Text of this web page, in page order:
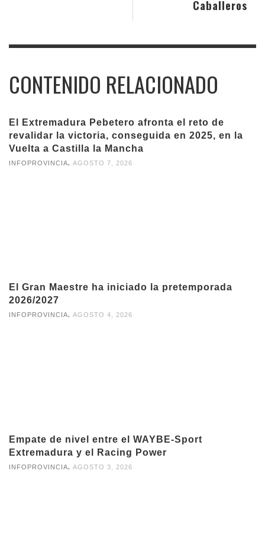
Caballeros
CONTENIDO RELACIONADO
El Extremadura Pebetero afronta el reto de
revalidar la victoria, conseguida en 2025, en la
Vuelta a Castilla la Mancha
INFOPROVINCIA AGOSTO 7, 2026
El Gran Maestre ha iniciado la pretemporada
2026/2027
INFOPROVINCIA, AGOSTO 4, 2026
Empate de nivel entre el WAYBE-Sport
Extremadura y el Racing Power
INFOPROVINCIA AGOSTO 3, 2026